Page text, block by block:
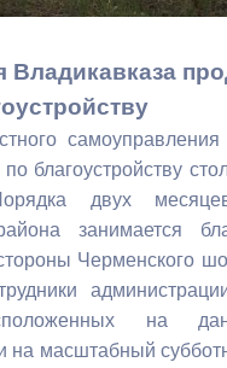
Владикавказа
самоуправления
благоустройству
двух
занимается
Черменского
на
масштабный